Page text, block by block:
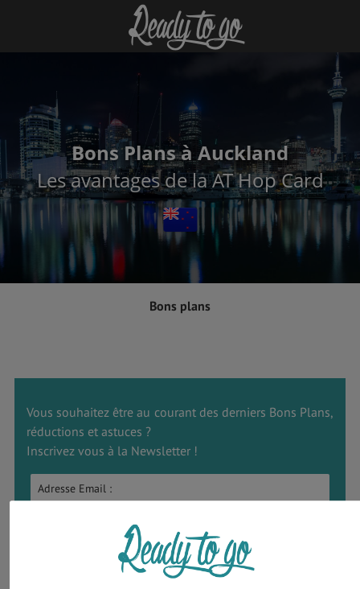
Bons Plans à Auckland
Les avantages de la AT Hop Card
Bons plans
Vous souhaitez être au courant des derniers Bons Plans,
réductions et astuces ?
Inscrivez vous à la Newsletter !